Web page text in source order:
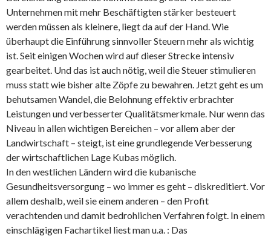
Unternehmen mit mehr Beschäftigten stärker besteuert
werden müssen als kleinere, liegt da auf der Hand. Wie
überhaupt die Einführung sinnvoller Steuern mehr als wichtig
ist. Seit einigen Wochen wird auf dieser Strecke intensiv
gearbeitet. Und das ist auch nötig, weil die Steuer stimulieren
muss statt wie bisher alte Zöpfe zu bewahren. Jetzt geht es um
behutsamen Wandel, die Belohnung effektiv erbrachter
Leistungen und verbesserter Qualitätsmerkmale. Nur wenn das
Niveau in allen wichtigen Bereichen – vor allem aber der
Landwirtschaft – steigt, ist eine grundlegende Verbesserung
der wirtschaftlichen Lage Kubas möglich.
In den westlichen Ländern wird die kubanische
Gesundheitsversorgung – wo immer es geht – diskreditiert. Vor
allem deshalb, weil sie einem anderen – den Profit
verachtenden und damit bedrohlichen Verfahren folgt. In einem
einschlägigen Fachartikel liest man u.a. : Das